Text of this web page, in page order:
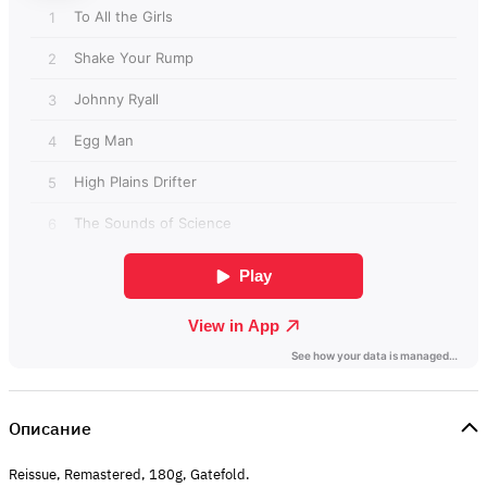
Описание
Reissue, Remastered, 180g, Gatefold.